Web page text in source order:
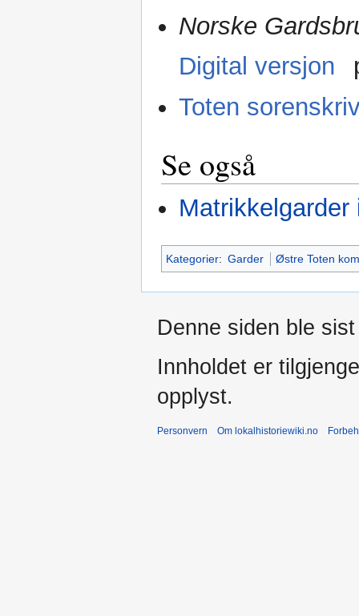
Norske
Digital versjon
Toten
Se også
Kategorier: Garder Østre Toten
Denne siden ble
Innholdet er
opplyst.
Personvern Om lokalhistoriewiki.no